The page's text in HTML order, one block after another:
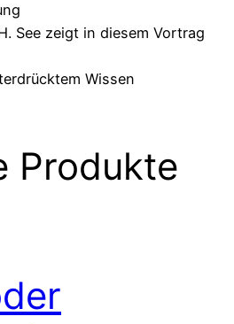
See zeigt in diesem Vortrag
Wissen
Produkte